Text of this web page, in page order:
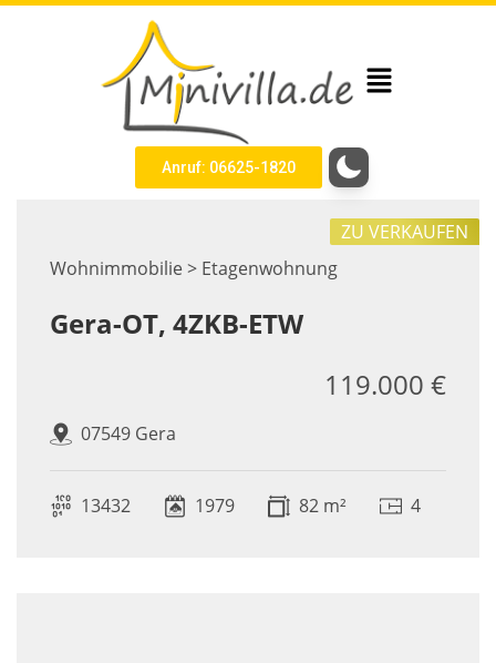
Anruf: 06625-1820
Wohnimmobilie > Etagenwohnung
ZU VERKAUFEN
Gera-OT, 4ZKB-ETW
07549 Gera
119.000 €
13432 1979 82 m² 4